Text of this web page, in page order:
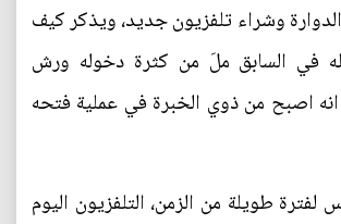
وشراء تلفزيون جديد، ويذكر كيف
في السابق ملَ من كثرة دخوله ورش
اصبح من ذوي الخبرة في عملية فتحه
لفترة طويلة من الزمن، التلفزيون اليوم